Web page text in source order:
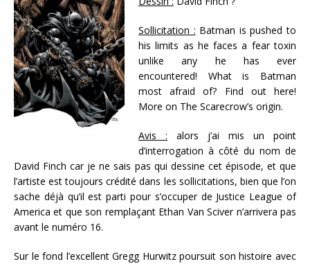
Sollicitation : Batman is pushed to
his limits as he faces a fear toxin
unlike any he has ever
encountered! What is Batman
most afraid of? Find out here!
More on The Scarecrow’s origin.
Avis : alors j’ai mis un point
d’interrogation à côté du nom de
David Finch car je ne sais pas qui dessine cet épisode, et que
l’artiste est toujours crédité dans les sollicitations, bien que l’on
sache déjà qu’il est parti pour s’occuper de Justice League of
America et que son remplaçant Ethan Van Sciver n’arrivera pas
avant le numéro 16.
Sur le fond l’excellent Gregg Hurwitz poursuit son histoire avec